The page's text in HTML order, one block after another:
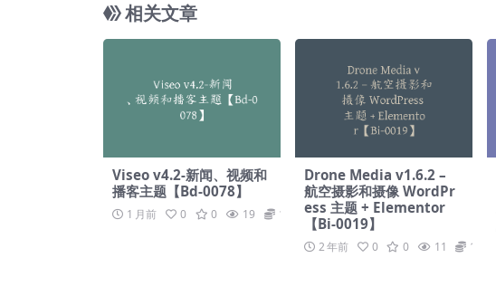
相关文章
Viseo v4.2-新闻、视频和
播客主题【Bd-0078】
1 月前 0 0 19 19.9
Drone Media v1.6.2 –
航空摄影和摄像 WordPr
ess 主题 + Elementor
【Bi-0019】
2 年前 0 0 11 19.9